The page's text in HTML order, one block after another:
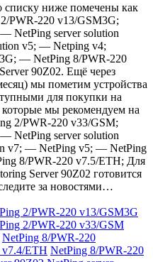
списку ниже помечены как
PWR-220 v13/GSM3G;
NetPing server solution
v5; — Netping v4;
— NetPing 8/PWR-220
90Z02. Ещё через
мы пометим устройства
для покупки на
мы рекомендуем на
2/PWR-220 v33/GSM;
NetPing server solution
v7; — NetPing v5; — NetPing
8/PWR-220 v7.5/ETH; Для
Server 90Z02 готовится
за новостями…
2/PWR-220 v13/GSM3G
2/PWR-220 v33/GSM
NetPing 8/PWR-220
v7.4/ETH NetPing 8/PWR-220